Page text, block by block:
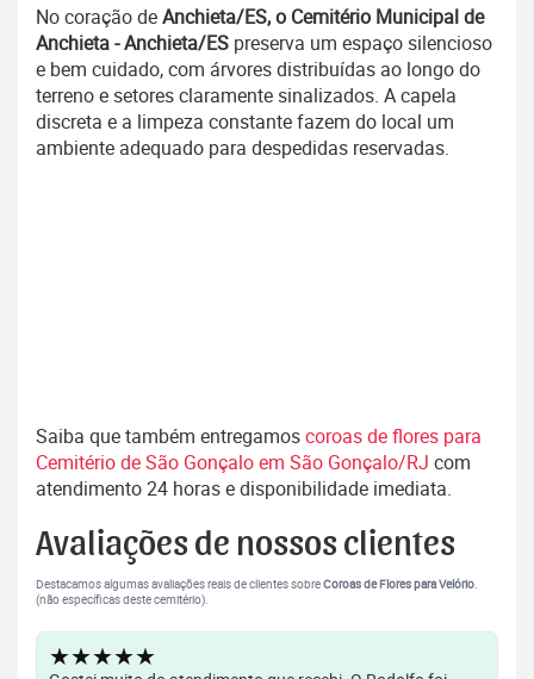
No coração deAnchieta/ES, o Cemitério Municipal de
Anchieta - Anchieta/ES preserva um espaço silencioso
e bem cuidado, com árvores distribuídas ao longo do
terreno e setores claramente sinalizados. A capela
discreta e a limpeza constante fazem do local um
ambiente adequado para despedidas reservadas.
Saiba que também entregamoscoroas de flores para
Cemitério de São Gonçalo em São Gonçalo/RJ com
atendimento 24 horas e disponibilidade imediata.
Avaliações de nossos clientes
Destacamos algumas avaliações reais de clientes sobreCoroas de Flores para Velório.
(não específicas deste cemitério).
★★★★★